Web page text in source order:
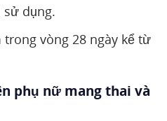
dụng.
vòng 28 ngày kể từ
phụ nữ mang thai và